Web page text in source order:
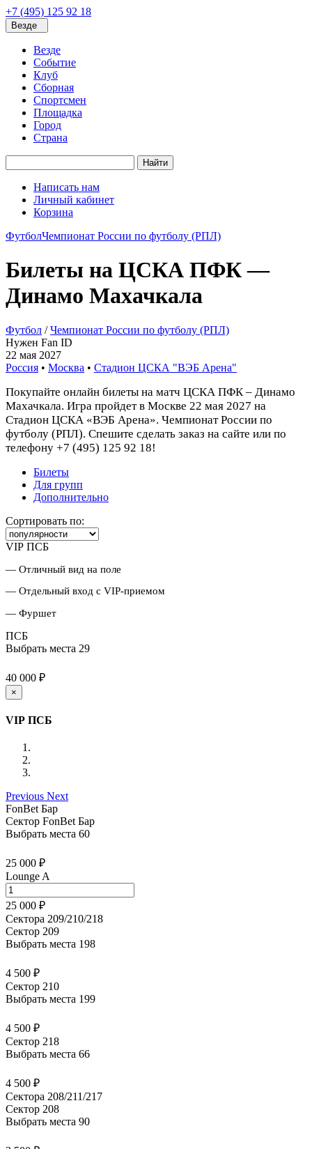
+7 (495) 125 92 18
Везде
Везде
Событие
Клуб
Сборная
Спортсмен
Площадка
Город
Страна
Найти
Написать нам
Личный кабинет
Корзина
ФутболЧемпионат России по футболу (РПЛ)
Билеты на ЦСКА ПФК —
Динамо Махачкала
Футбол /Чемпионат России по футболу (РПЛ)
Нужен Fan ID
22 мая 2027
Россия • Москва • Стадион ЦСКА "ВЭБ Арена"
Покупайте онлайн билеты на матч ЦСКА ПФК – Динамо
Махачкала. Игра пройдет в Москве 22 мая 2027 на
Стадион ЦСКА «ВЭБ Арена». Чемпионат России по
футболу (РПЛ). Спешите сделать заказ на сайте или по
телефону +7 (495) 125 92 18!
Билеты
Для групп
Дополнительно
Сортировать по:
VIP ПСБ
— Отличный вид на поле
— Отдельный вход с VIP-приемом
— Фуршет
ПСБ
Выбрать места 29
40 000 ₽
×
VIP ПСБ
Previous Next
FonBet Бар
Сектор FonBet Бар
Выбрать места 60
25 000 ₽
Lounge A
25 000 ₽
Сектора 209/210/218
Сектор 209
Выбрать места 198
4 500 ₽
Сектор 210
Выбрать места 199
4 500 ₽
Сектор 218
Выбрать места 66
4 500 ₽
Сектора 208/211/217
Сектор 208
Выбрать места 90